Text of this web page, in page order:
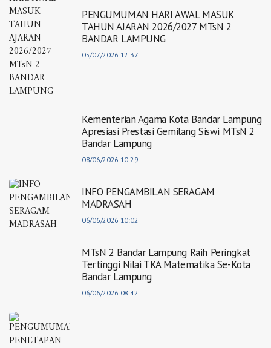
PENGUMUMAN HARI AWAL MASUK
TAHUN AJARAN 2026/2027 MTsN 2
BANDAR LAMPUNG
05/07/2026 12:37
Kementerian Agama Kota Bandar Lampung
Apresiasi Prestasi Gemilang Siswi MTsN 2
Bandar Lampung
08/06/2026 10:29
INFO PENGAMBILAN SERAGAM
MADRASAH
06/06/2026 10:02
MTsN 2 Bandar Lampung Raih Peringkat
Tertinggi Nilai TKA Matematika Se-Kota
Bandar Lampung
06/06/2026 08:42